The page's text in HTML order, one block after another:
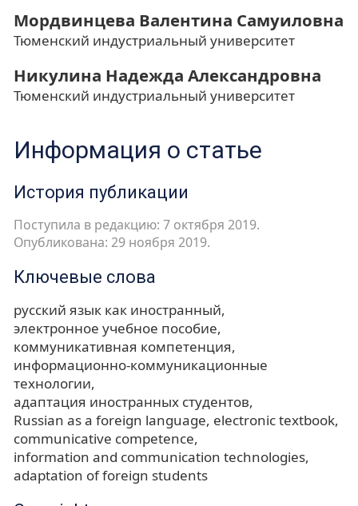
Мордвинцева Валентина Самуиловна
Тюменский индустриальный университет
Никулина Надежда Александровна
Тюменский индустриальный университет
Информация о статье
История публикации
Поступила в редакцию: 7 октября 2019.
Опубликована: 29 ноября 2019.
Ключевые слова
русский язык как иностранный
электронное учебное пособие
коммуникативная компетенция
информационно-коммуникационные
технологии
адаптация иностранных студентов
Russian as a foreign language electronic textbook
communicative competence
information and communication technologies
adaptation of foreign students